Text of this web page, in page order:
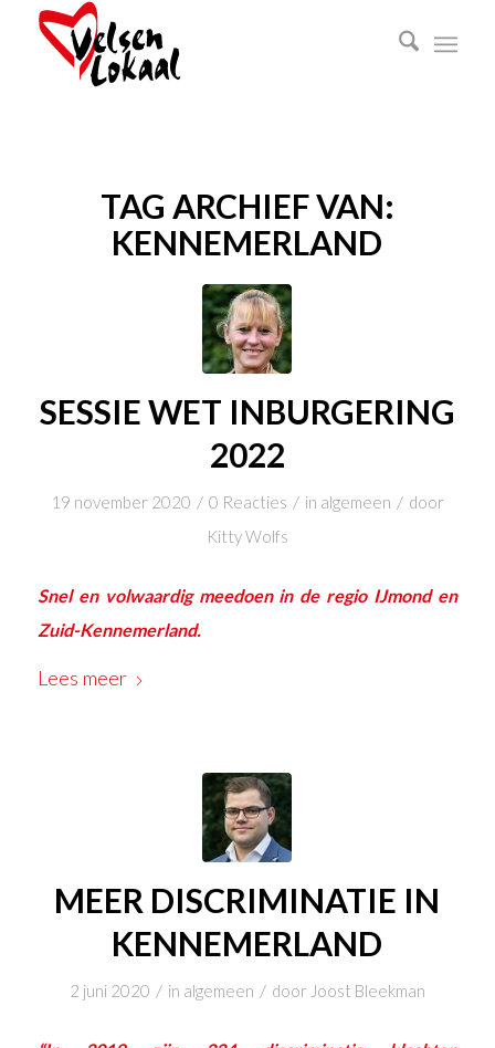
TAG ARCHIEF VAN:
KENNEMERLAND
SESSIE WET INBURGERING
2022
19 november 2020 / 0 Reacties / in algemeen / door
Kitty Wolfs
Snel en volwaardig meedoen in de regio IJmond en
Zuid-Kennemerland.
Lees meer
MEER DISCRIMINATIE IN
KENNEMERLAND
2 juni 2020 / in algemeen / door Joost Bleekman